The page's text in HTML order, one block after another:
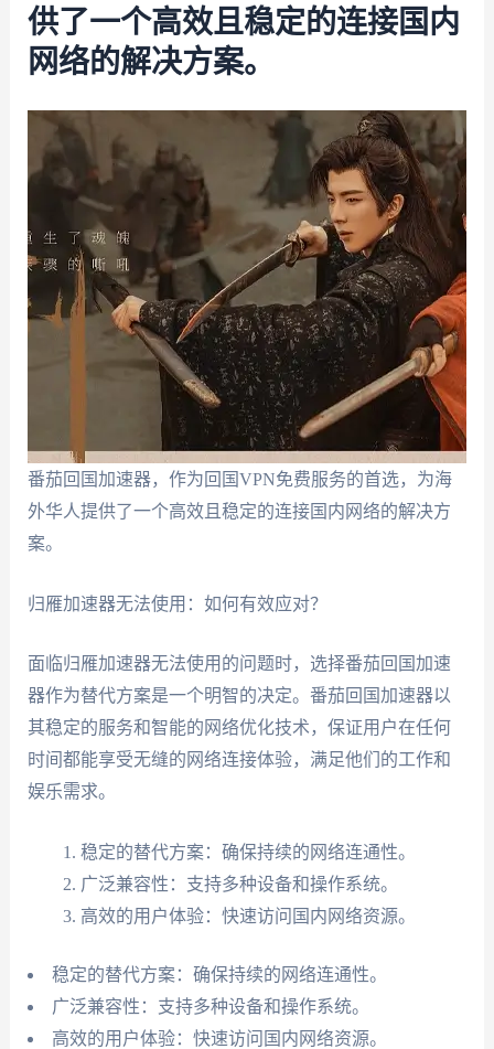
供了一个高效且稳定的连接国内
网络的解决方案。
番茄回国加速器，作为回国VPN免费服务的首选，为海
外华人提供了一个高效且稳定的连接国内网络的解决方
案。
归雁加速器无法使用：如何有效应对？
面临归雁加速器无法使用的问题时，选择番茄回国加速
器作为替代方案是一个明智的决定。番茄回国加速器以
其稳定的服务和智能的网络优化技术，保证用户在任何
时间都能享受无缝的网络连接体验，满足他们的工作和
娱乐需求。
稳定的替代方案：确保持续的网络连通性。
广泛兼容性：支持多种设备和操作系统。
高效的用户体验：快速访问国内网络资源。
稳定的替代方案：确保持续的网络连通性。
广泛兼容性：支持多种设备和操作系统。
高效的用户体验：快速访问国内网络资源。